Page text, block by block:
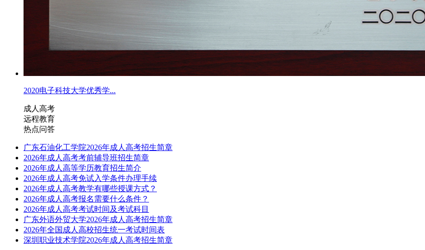
2020电子科技大学优秀学...
成人高考
远程教育
热点问答
广东石油化工学院2026年成人高考招生简章
2026年成人高考考前辅导班招生简章
2026年成人高等学历教育招生简介
2026年成人高考免试入学条件办理手续
2026年成人高考教学有哪些授课方式？
2026年成人高考报名需要什么条件？
2026年成人高考考试时间及考试科目
广东外语外贸大学2026年成人高考招生简章
2026年全国成人高校招生统一考试时间表
深圳职业技术学院2026年成人高考招生简章